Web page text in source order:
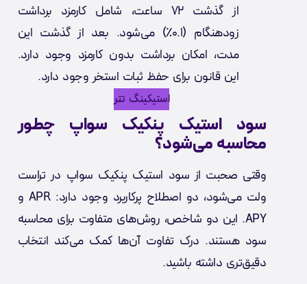
از گذشت ۷۲ ساعت، شامل کارمزد برداشت
زودهنگام (۰.۱٪) می‌شود. بعد از گذشت این
مدت، امکان برداشت بدون کارمزد وجود دارد.
این قانون برای حفظ ثبات استخر وجود دارد.
استیکینگ تتر
سود استیک پنکیک سواپ چطور
محاسبه می‌شود؟
وقتی صحبت از سود استیک پنکیک سواپ در تراست
ولت می‌شود، دو اصطلاح پرکاربرد وجود دارد: APR و
APY. این دو شاخص، روش‌های متفاوت برای محاسبه
سود هستند. درک تفاوت آن‌ها کمک می‌کند انتخاب
دقیق‌تری داشته باشید.